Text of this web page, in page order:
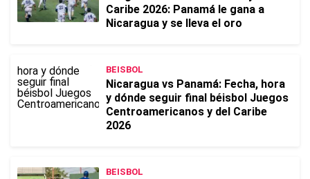
Caribe 2026: Panamá le gana a
Nicaragua y se lleva el oro
BEISBOL
Nicaragua vs Panamá: Fecha, hora
y dónde seguir final béisbol Juegos
Centroamericanos y del Caribe
2026
BEISBOL